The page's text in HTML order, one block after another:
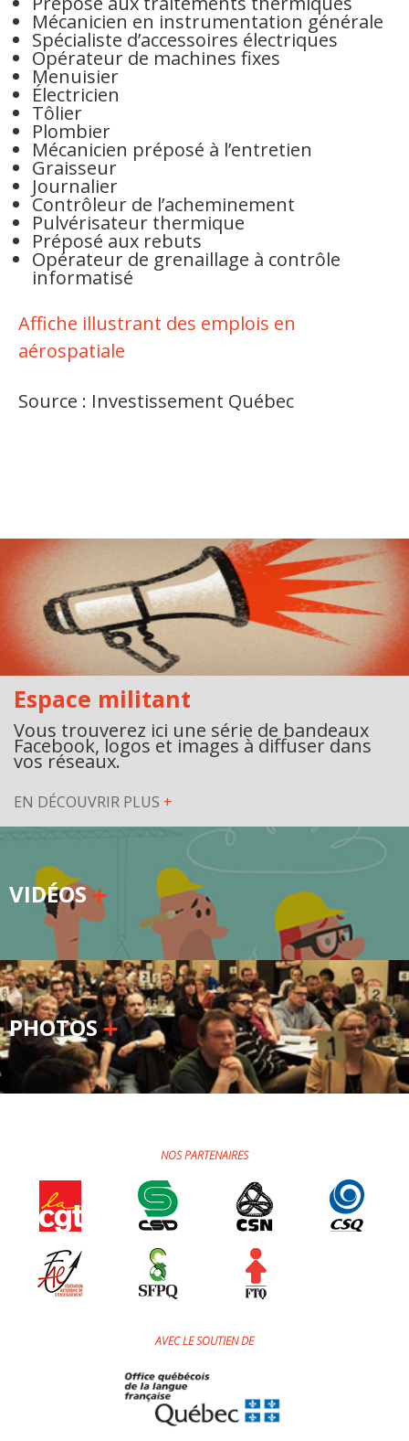
Mécanicien en instrumentation générale
Spécialiste d’accessoires électriques
Opérateur de machines fixes
Menuisier
Électricien
Tôlier
Plombier
Mécanicien préposé à l’entretien
Graisseur
Journalier
Contrôleur de l’acheminement
Pulvérisateur thermique
Préposé aux rebuts
Opérateur de grenaillage à contrôle
informatisé
Affiche illustrant des emplois en
aérospatiale
Source : Investissement Québec
Espace militant
Vous trouverez ici une série de bandeaux
Facebook, logos et images à diffuser dans
vos réseaux.
EN DÉCOUVRIR PLUS +
VIDÉOS
PHOTOS
NOS PARTENAIRES
AVEC LE SOUTIEN DE